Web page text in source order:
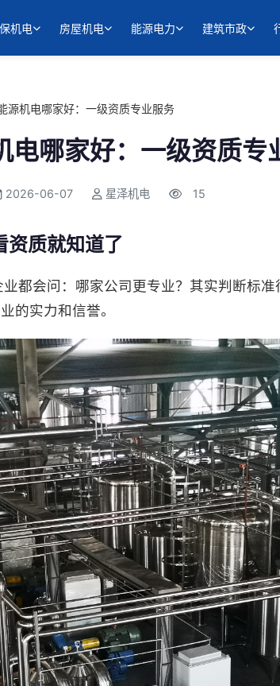
机电 房屋机电 能源电力 建筑市政
源机电哪家好：一级资质专业服务
电哪家好：一级资质专
2026-06-07 星泽机电 15
资质就知道了
都会问：哪家公司更专业？其实判断标
的实力和信誉。